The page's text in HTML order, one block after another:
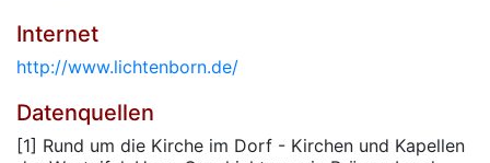
Internet
http://www.lichtenborn.de/
Datenquellen
[1] Rund um die Kirche im Dorf - Kirchen und Kapellen